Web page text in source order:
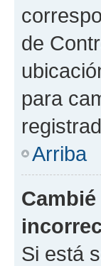
de
para
Arriba
Si está